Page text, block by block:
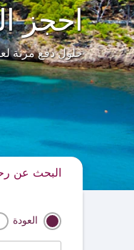
احجز
حلول دفع مرنة
البحث عن
العودة